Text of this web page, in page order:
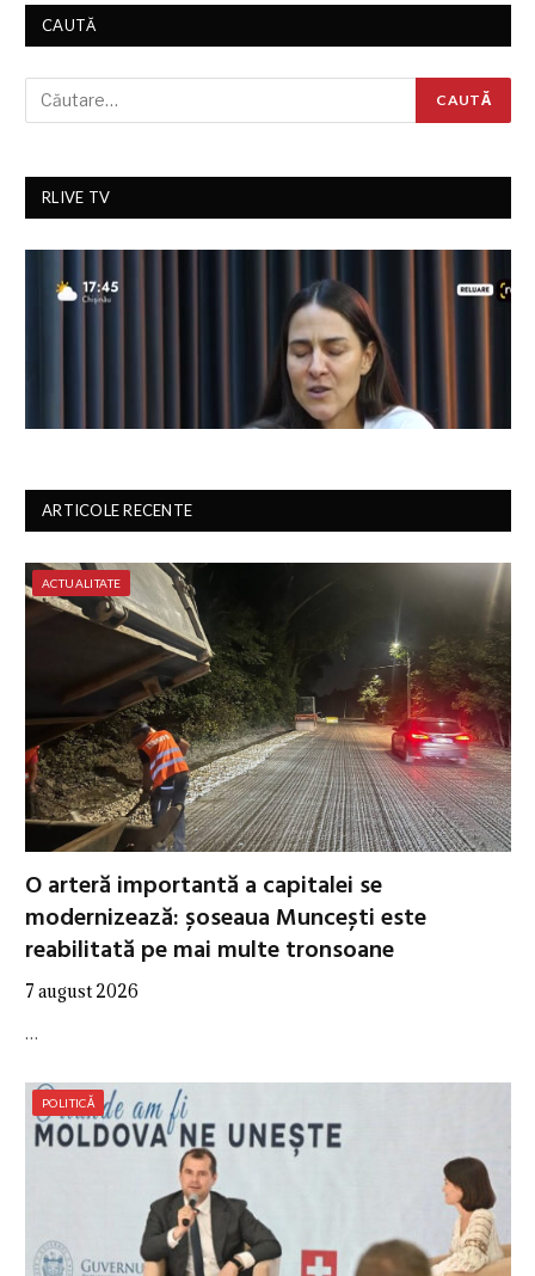
CAUTĂ
RLIVE TV
ARTICOLE RECENTE
ACTUALITATE
O arteră importantă a capitalei se
modernizează: șoseaua Muncești este
reabilitată pe mai multe tronsoane
7 august 2026
…
POLITICĂ